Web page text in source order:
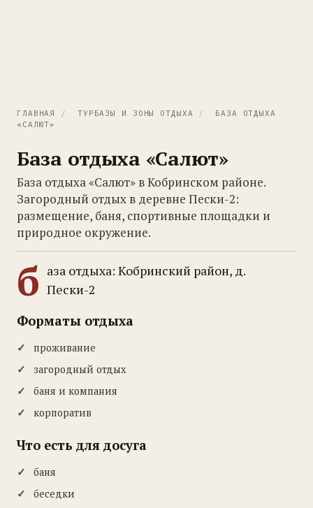
ГЛАВНАЯ / ТУРБАЗЫ И ЗОНЫ ОТДЫХА /
БАЗА ОТДЫХА
«САЛЮТ»
База отдыха «Салют»
База отдыха «Салют» в Кобринском районе.
Загородный отдых в деревне Пески-2:
размещение, баня, спортивные площадки и
природное окружение.
б аза отдыха: Кобринский район, д.
Пески-2
Форматы отдыха
проживание
загородный отдых
баня и компания
корпоратив
Что есть для досуга
баня
беседки